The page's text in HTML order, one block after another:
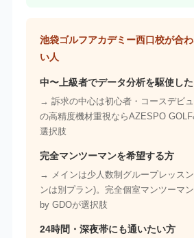
池袋ゴルフアカデミー西口校が合
い人
中〜上級者でデータ分析を駆使し
→ 訴求の中心は初心者・コースデビ
の高精度機材重視ならAZESPO
選択肢
完全マンツーマンを希望する方
→ メインは少人数制グループレッス
ンは別プラン)。完全個室マンツーマ
by GDOが選択肢
24時間・深夜帯にも通いたい方